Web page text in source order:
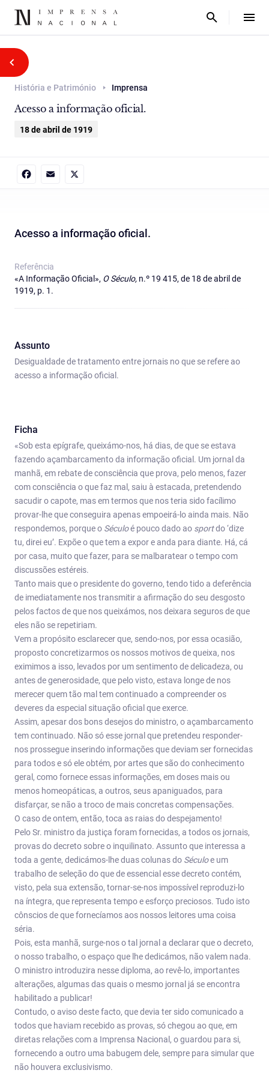
História e Património Imprensa
Acesso a informação oficial.
18 de abril de 1919
Acesso a informação oficial.
Referência
«A Informação Oficial», O Século, n.º 19 415, de 18 de abril de
1919, p. 1.
Assunto
Desigualdade de tratamento entre jornais no que se refere ao
acesso a informação oficial.
Ficha
«Sob esta epígrafe, queixámo-nos, há dias, de que se estava
fazendo açambarcamento da informação oficial. Um jornal da
manhã, em rebate de consciência que prova, pelo menos, fazer
com consciência o que faz mal, saiu à estacada, pretendendo
sacudir o capote, mas em termos que nos teria sido facílimo
provar-lhe que conseguira apenas empoeirá-lo ainda mais. Não
respondemos, porque o Séculoé pouco dado ao sportdo ‘dize
tu, direi eu’. Expõe o que tem a expor e anda para diante. Há, cá
por casa, muito que fazer, para se malbaratear o tempo com
discussões estéreis.
Tanto mais que o presidente do governo, tendo tido a deferência
de imediatamente nos transmitir a afirmação do seu desgosto
pelos factos de que nos queixámos, nos deixara seguros de que
eles não se repetiriam.
Vem a propósito esclarecer que, sendo-nos, por essa ocasião,
proposto concretizarmos os nossos motivos de queixa, nos
eximimos a isso, levados por um sentimento de delicadeza, ou
antes de generosidade, que pelo visto, estava longe de nos
merecer quem tão mal tem continuado a compreender os
deveres da especial situação oficial que exerce.
Assim, apesar dos bons desejos do ministro, o açambarcamento
tem continuado. Não só esse jornal que pretendeu responder-
nos prossegue inserindo informações que deviam ser fornecidas
para todos e só ele obtém, por artes que são do conhecimento
geral, como fornece essas informações, em doses mais ou
menos homeopáticas, a outros, seus apaniguados, para
disfarçar, se não a troco de mais concretas compensações.
O caso de ontem, então, toca as raias do despejamento!
Pelo Sr. ministro da justiça foram fornecidas, a todos os jornais,
provas do decreto sobre o inquilinato. Assunto que interessa a
toda a gente, dedicámos-lhe duas colunas do Séculoe um
trabalho de seleção do que de essencial esse decreto contém,
visto, pela sua extensão, tornar-se-nos impossível reproduzi-lo
na íntegra, que representa tempo e esforço preciosos. Tudo isto
cônscios de que fornecíamos aos nossos leitores uma coisa
séria.
Pois, esta manhã, surge-nos o tal jornal a declarar que o decreto,
o nosso trabalho, o espaço que lhe dedicámos, não valem nada.
O ministro introduzira nesse diploma, ao revê-lo, importantes
alterações, algumas das quais o mesmo jornal já se encontra
habilitado a publicar!
Contudo, o aviso deste facto, que devia ter sido comunicado a
todos que haviam recebido as provas, só chegou ao que, em
diretas relações com a Imprensa Nacional, o guardou para si,
fornecendo a outro uma babugem dele, sempre para simular que
não houvera exclusivismo.